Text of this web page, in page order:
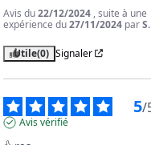
Avis du22/12/2024 , suite à une
expérience du27/11/2024 par
Utile(0) Signaler
5/
Avis vérifié